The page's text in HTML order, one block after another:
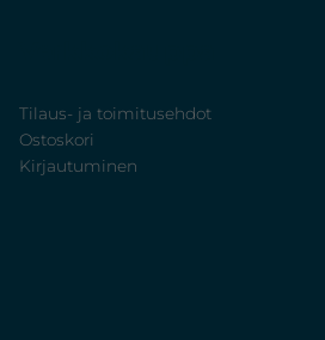
Tilaus- ja toimitusehdot
Ostoskori
Kirjautuminen